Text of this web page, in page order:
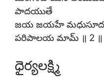
పాదయుతే
జయ జయహే మధుసూదన
పరిపాలయ మామ్ ॥ 2 ॥
ధైర్యలక్ష్మి